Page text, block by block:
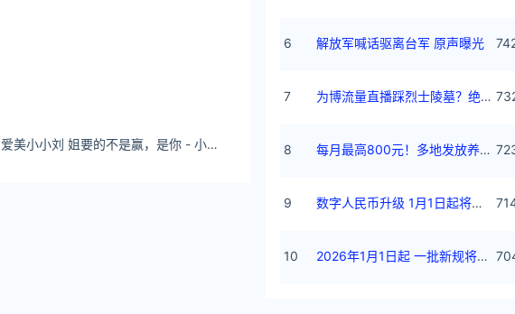
爱美小小刘 姐要的不是赢，是你 - 小红书
6 解放军喊话驱离台军 原声曝光
7 为博流量直播踩烈士陵墓？绝不姑息
8 每月最高800元！多地发放养老消费券
9 数字人民币升级 1月1日起将计付利息
10 2026年1月1日起 一批新规将施行